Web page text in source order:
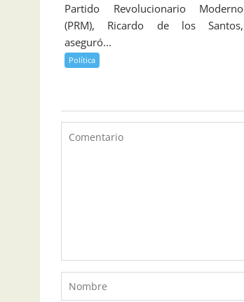
Partido Revolucionario Moderno
(PRM), Ricardo de los Santos,
aseguró...
Política